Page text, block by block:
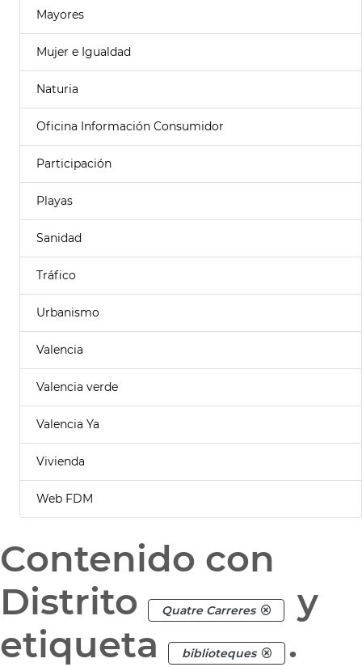
Mayores
Mujer e Igualdad
Naturia
Oficina Información Consumidor
Participación
Playas
Sanidad
Tráfico
Urbanismo
Valencia
Valencia verde
Valencia Ya
Vivienda
Web FDM
Contenido con
Distrito
Quatre Carreres
y
etiqueta
biblioteques .